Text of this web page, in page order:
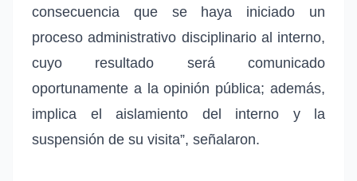
consecuencia que se haya iniciado un
proceso administrativo disciplinario al interno,
cuyo resultado será comunicado
oportunamente a la opinión pública; además,
implica el aislamiento del interno y la
suspensión de su visita”, señalaron.